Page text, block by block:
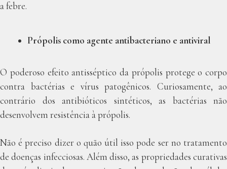
a febre.
Própolis como agente antibacteriano e antiviral
O poderoso efeito antisséptico da própolis protege o corpo
contra bactérias e vírus patogênicos. Curiosamente, ao
contrário dos antibióticos sintéticos, as bactérias não
desenvolvem resistência à própolis.
Não é preciso dizer o quão útil isso pode ser no tratamento
de doenças infecciosas. Além disso, as propriedades curativas